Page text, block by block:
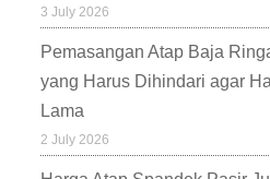
3 July 2026
Pemasangan Atap Baja
yang Harus Dihindari agar
Lama
2 July 2026